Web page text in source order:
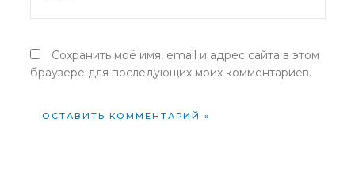
Сохранить моё имя, email и адрес сайта в этом
браузере для последующих моих комментариев.